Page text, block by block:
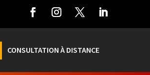
CONSULTATION À DISTANCE